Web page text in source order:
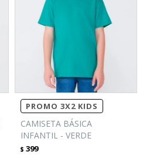
PROMO 3X2 KIDS
CAMISETA BÁSICA
INFANTIL - VERDE
$ 399